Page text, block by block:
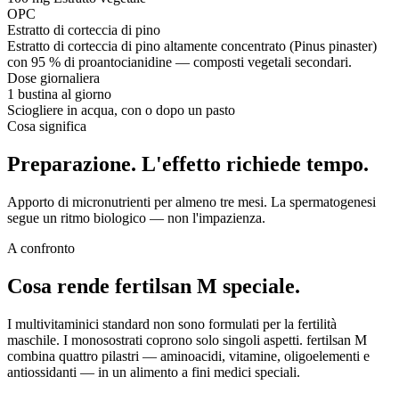
OPC
Estratto di corteccia di pino
Estratto di corteccia di pino altamente concentrato (Pinus pinaster)
con 95 % di proantocianidine — composti vegetali secondari.
Dose giornaliera
1 bustina al giorno
Sciogliere in acqua, con o dopo un pasto
Cosa significa
Preparazione. L'effetto richiede tempo.
Apporto di micronutrienti per almeno tre mesi. La spermatogenesi
segue un ritmo biologico — non l'impazienza.
A confronto
Cosa rende fertilsan M speciale.
I multivitaminici standard non sono formulati per la fertilità
maschile. I monosostrati coprono solo singoli aspetti. fertilsan M
combina quattro pilastri — aminoacidi, vitamine, oligoelementi e
antiossidanti — in un alimento a fini medici speciali.